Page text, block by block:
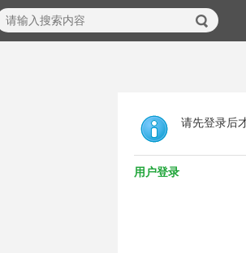
请先登录后
用户登录